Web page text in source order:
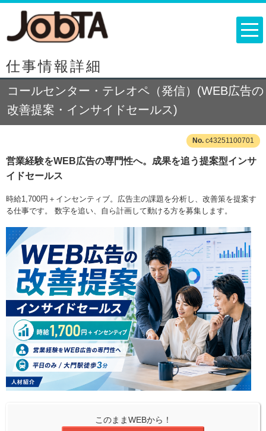
仕事情報詳細
コールセンター・テレオペ（発信）(WEB広告の
改善提案・インサイドセールス)
c43251100701
営業経験をWEB広告の専門性へ。成果を追う提案型インサ
イドセールス
時給1,700円＋インセンティブ。広告主の課題を分析し、改善策を提案す
る仕事です。 数字を追い、自ら計画して動ける方を募集します。
このままWEBから！